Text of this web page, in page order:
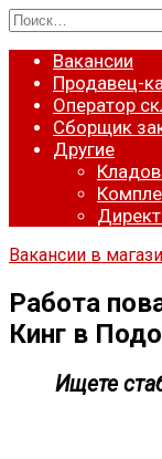
Перейти
к
содержанию
Search
for:
Вакансии
Продавец-
Оператор
Сборщик
Другие
Вакансии в
Работа
Кинг в
Ищете